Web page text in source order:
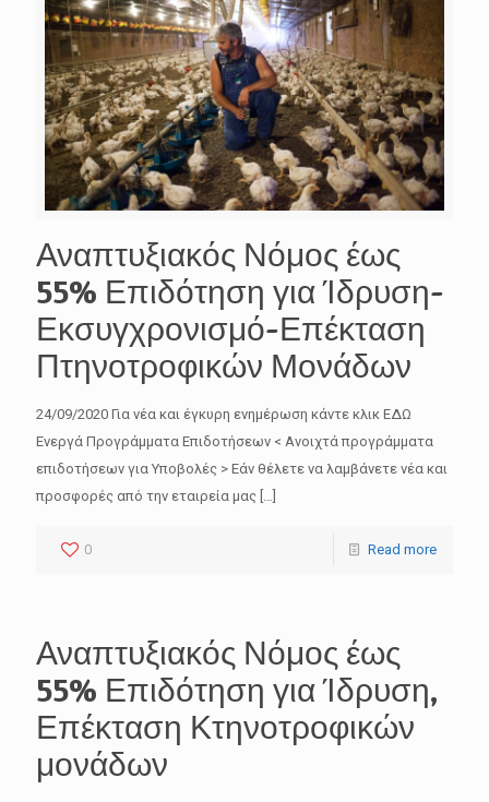
Αναπτυξιακός Νόμος έως
55% Επιδότηση για Ίδρυση-
Εκσυγχρονισμό-Επέκταση
Πτηνοτροφικών Μονάδων
24/09/2020 Για νέα και έγκυρη ενημέρωση κάντε κλικ ΕΔΩ
Ενεργά Προγράμματα Επιδοτήσεων < Ανοιχτά προγράμματα
επιδοτήσεων για Υποβολές > Εάν θέλετε να λαμβάνετε νέα και
προσφορές από την εταιρεία μας
0 Read more
Αναπτυξιακός Νόμος έως
55% Επιδότηση για Ίδρυση,
Επέκταση Κτηνοτροφικών
μονάδων